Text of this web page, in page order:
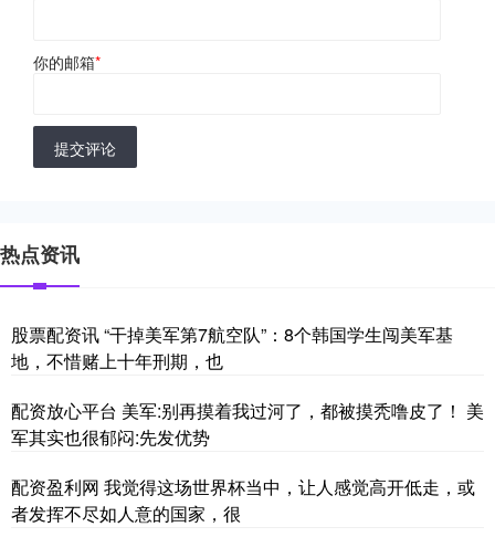
你的邮箱*
提交评论
热点资讯
股票配资讯 “干掉美军第7航空队”：8个韩国学生闯美军基
地，不惜赌上十年刑期，也
配资放心平台 美军:别再摸着我过河了，都被摸秃噜皮了！ 美
军其实也很郁闷:先发优势
配资盈利网 我觉得这场世界杯当中，让人感觉高开低走，或
者发挥不尽如人意的国家，很